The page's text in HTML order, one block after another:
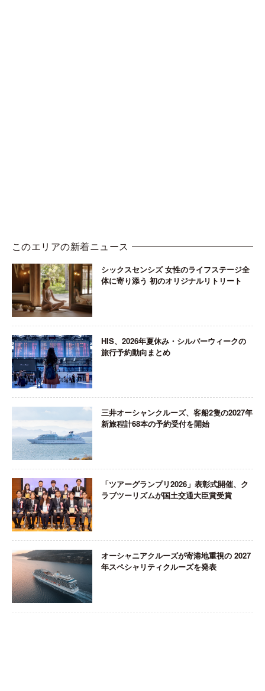
このエリアの新着ニュース
シックスセンシズ 女性のライフステージ全
体に寄り添う 初のオリジナルリトリート
HIS、2026年夏休み・シルバーウィークの
旅行予約動向まとめ
三井オーシャンクルーズ、客船2隻の2027年
新旅程計68本の予約受付を開始
「ツアーグランプリ2026」表彰式開催、ク
ラブツーリズムが国土交通大臣賞受賞
オーシャニアクルーズが寄港地重視の 2027
年スペシャリティクルーズを発表